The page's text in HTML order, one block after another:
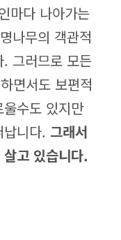
마다 나아가는
나무의 객관적
그러므로 모든
면서도 보편적
수도 있지만
니다. 그래서
고 있습니다.